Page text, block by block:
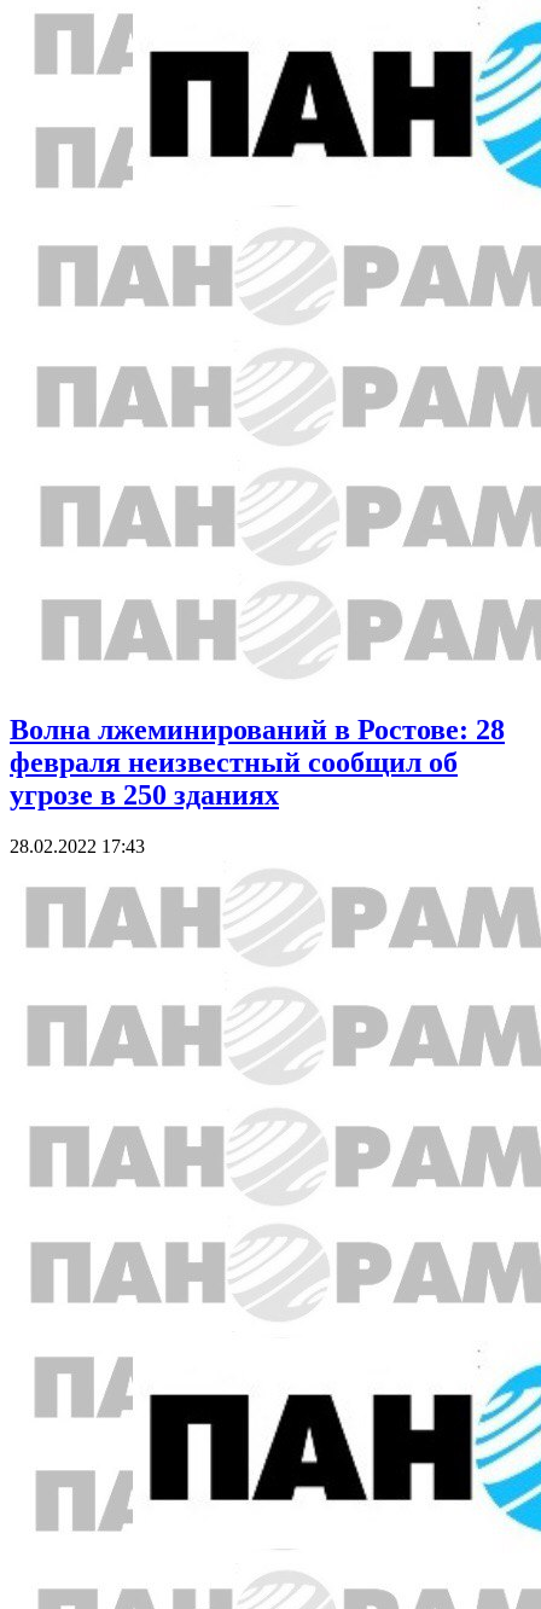
Волна лжеминирований в Ростове: 28
февраля неизвестный сообщил об
угрозе в 250 зданиях
28.02.2022 17:43